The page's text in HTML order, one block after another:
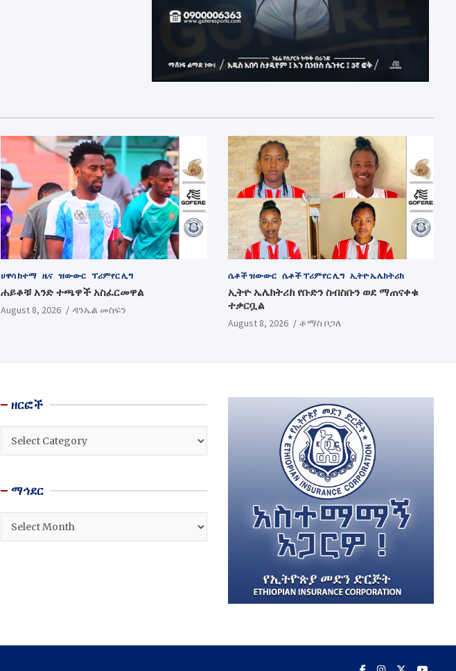
ሀዋሳ ከተማ ዜና ዝውውር ፕሪምየር ሊግ
ሐይቆቹ አንድ ተጫዋች አስፈርመዋል
August 8, 2026 ዳንኤል መስፍን
ሴቶች ዝውውር ሴቶች ፕሪምየር ሊግ ኢትዮ ኤሌክትሪክ
ኢትዮ ኤሌክትሪክ የቡድን ስብስቡን ወደ ማጠናቀቁ
ተቃርቧል
August 8, 2026 ቶማስ ቦጋለ
ዘርፎች
ዘርፎች
ማኅደር
ማኅደር